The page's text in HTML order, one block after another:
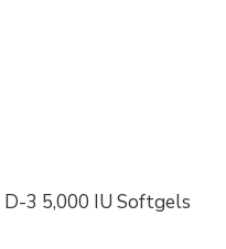
3 5,000 IU Softgels